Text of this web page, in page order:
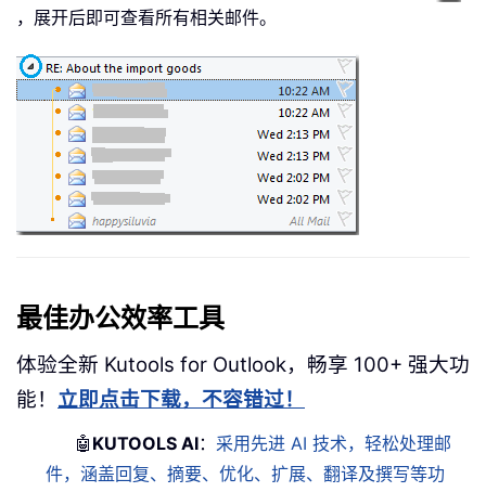
，展开后即可查看所有相关邮件。
最佳办公效率工具
体验全新 Kutools for Outlook，畅享 100+ 强大功
能！ 立即点击下载，不容错过！
🤖 KUTOOLS AI： 采用先进 AI 技术，轻松处理邮
件，涵盖回复、摘要、优化、扩展、翻译及撰写等功